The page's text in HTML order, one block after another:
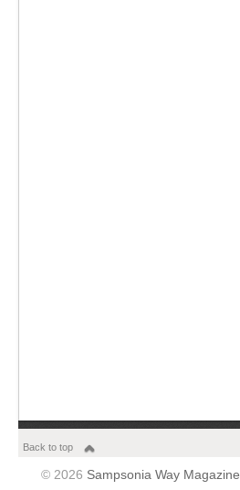
Back to top
© 2026 Sampsonia Way Magazine